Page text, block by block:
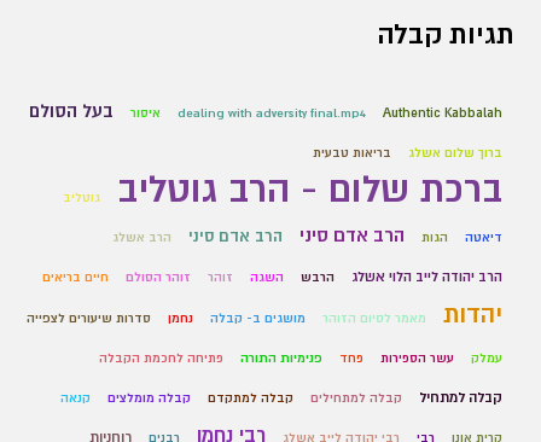
תגיות קבלה
Authentic Kabbalah
dealing with adversity final.mp4 איסור בעל הסולם
ברוך שלום אשלג בריאות טבעית
ברכת שלום - הרב גוטליב גוטליב
דיאטה הגות הרב אדם סיני הרב אדם סיני הרב אשלג
הרב יהודה לייב הלוי אשלג הרבש השגה זוהר זוהר הסולם חיים בריאים
יהדות מאמר לסיום הזוהר מושגים ב- קבלה נחמן סדרות שיעורים לצפייה
עמלק עשר הספירות פחד פנימיות התורה פתיחה לחכמת הקבלה
קבלה למתחיל קבלה למתחילים קבלה למתקדם קבלה מומלצים קנאה
קרית אונו רבי רבי יהודה לייב אשלג רבי נחמן רבנים רוחניות